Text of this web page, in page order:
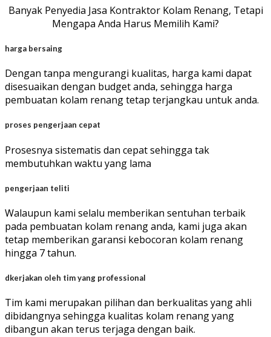
Banyak Penyedia Jasa Kontraktor Kolam Renang, Tetapi
Mengapa Anda Harus Memilih Kami?
harga bersaing
Dengan tanpa mengurangi kualitas, harga kami dapat
disesuaikan dengan budget anda, sehingga harga
pembuatan kolam renang tetap terjangkau untuk anda.
proses pengerjaan cepat
Prosesnya sistematis dan cepat sehingga tak
membutuhkan waktu yang lama
pengerjaan teliti
Walaupun kami selalu memberikan sentuhan terbaik
pada pembuatan kolam renang anda, kami juga akan
tetap memberikan garansi kebocoran kolam renang
hingga 7 tahun.
dkerjakan oleh tim yang professional
Tim kami merupakan pilihan dan berkualitas yang ahli
dibidangnya sehingga kualitas kolam renang yang
dibangun akan terus terjaga dengan baik.